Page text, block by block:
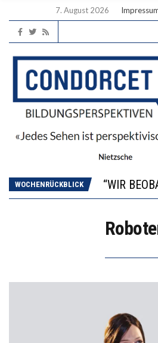
7. August 2026
WOCHENRÜCKBLICK